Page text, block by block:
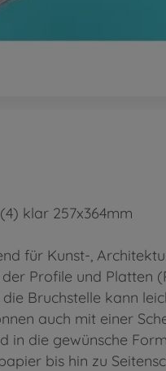
klar 257x364mm
für Kunst-,
Profile und Platten
Bruchstelle kann
auch mit einer
in die gewünsche
bis hin zu